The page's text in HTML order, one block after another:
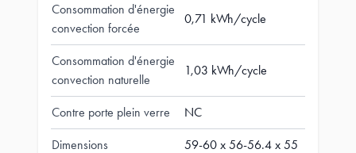
Consommation d'énergie
convection forcée
0,71 kWh/cycle
Consommation d'énergie
convection naturelle
1,03 kWh/cycle
Contre porte plein verre NC
Dimensions
59-60 x 56-56.4 x 55